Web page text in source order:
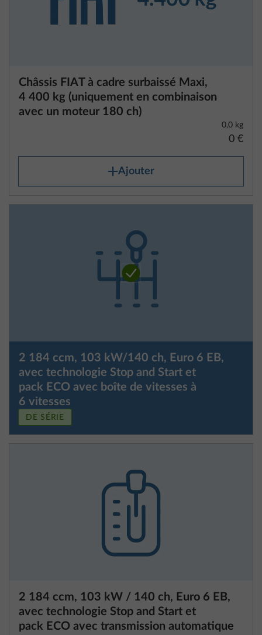
Châssis FIAT à cadre surbaissé Maxi,
4 400 kg (uniquement en combinaison
avec un moteur 180 ch)
0,0 kg
0 €
Ajouter
2 184 ccm, 103 kW/140 ch, Euro 6 EB,
avec technologie Stop and Start et
pack ECO avec boîte de vitesses à
6 vitesses
DE SÉRIE
2 184 ccm, 103 kW / 140 ch, Euro 6 EB,
avec technologie Stop and Start et
pack ECO avec transmission automatique